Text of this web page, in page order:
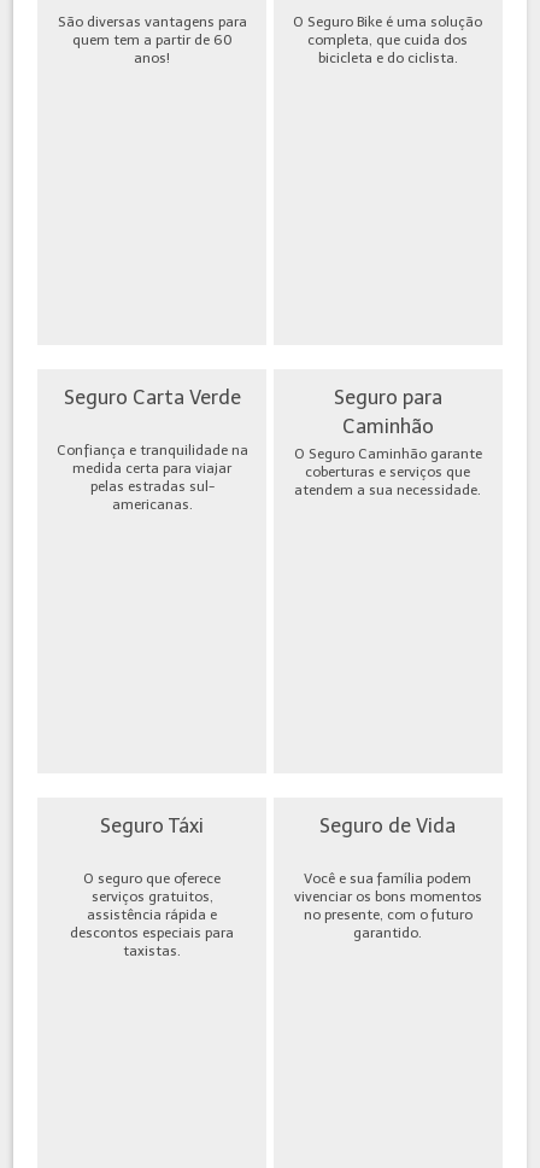
São diversas vantagens para
quem tem a partir de 60
anos!
O Seguro Bike é uma solução
completa, que cuida dos
bicicleta e do ciclista.
Seguro Carta Verde
Confiança e tranquilidade na
medida certa para viajar
pelas estradas sul-
americanas.
Seguro para
Caminhão
O Seguro Caminhão garante
coberturas e serviços que
atendem a sua necessidade.
Seguro Táxi
O seguro que oferece
serviços gratuitos,
assistência rápida e
descontos especiais para
taxistas.
Seguro de Vida
Você e sua família podem
vivenciar os bons momentos
no presente, com o futuro
garantido.